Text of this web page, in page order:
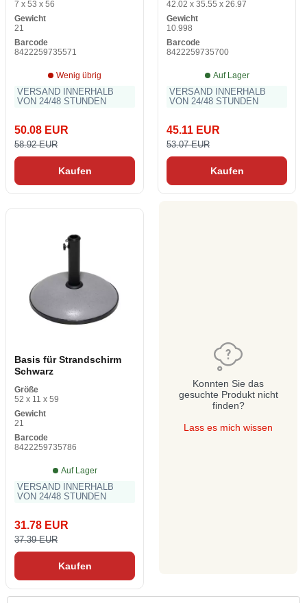
7 x 53 x 56
Gewicht
21
Barcode
8422259735571
Wenig übrig
VERSAND INNERHALB
VON 24/48 STUNDEN
50.08 EUR
58.92 EUR
Kaufen
42.02 x 35.55 x 26.97
Gewicht
10.998
Barcode
8422259735700
Auf Lager
VERSAND INNERHALB
VON 24/48 STUNDEN
45.11 EUR
53.07 EUR
Kaufen
Basis für Strandschirm
Schwarz
Größe
52 x 11 x 59
Gewicht
21
Barcode
8422259735786
Auf Lager
VERSAND INNERHALB
VON 24/48 STUNDEN
31.78 EUR
37.39 EUR
Kaufen
Konnten Sie das
gesuchte Produkt nicht
finden?
Lass es mich wissen